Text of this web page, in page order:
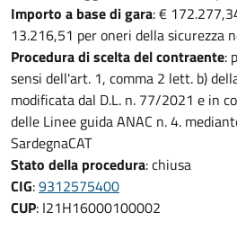
Importo a base di gara: €
13.216,51 per oneri della sicurezza
Procedura di scelta del contraente:
sensi dell'art. 1, comma 2 lett. b)
modificata dal D.L. n. 77/2021 e in
delle Linee guida ANAC n. 4.
SardegnaCAT
Stato della procedura: chiusa
CIG:9312575400
CUP: I21H16000100002